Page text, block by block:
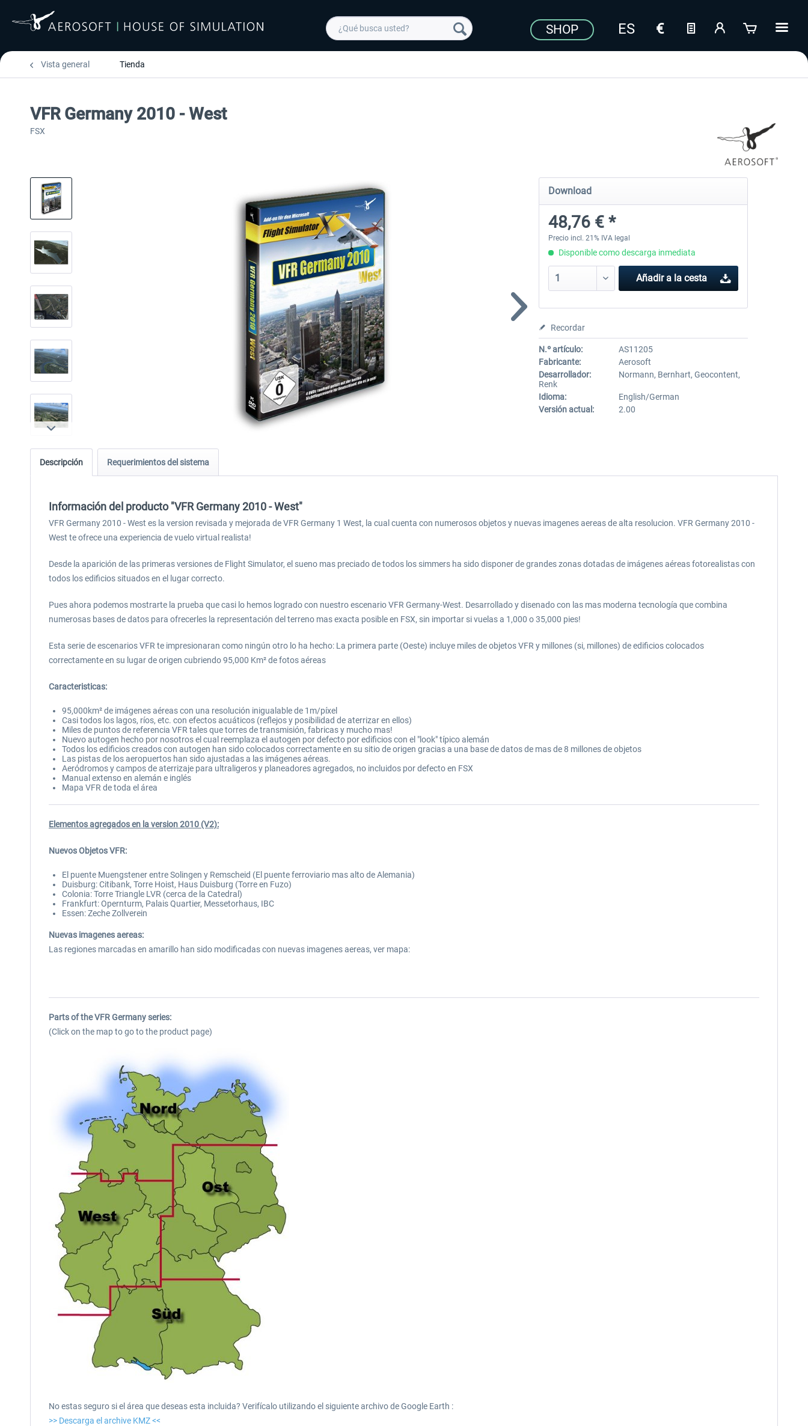
SHOP
Vista general Tienda
VFR Germany 2010 - West
FSX
Download
48,76 € *
Precio incl. 21% IVA legal
Disponible como descarga inmediata
Añadir a la cesta
Recordar
N.º artículo:
AS11205
Fabricante:
Aerosoft
Desarrollador:
Normann, Bernhart, Geocontent,
Renk
Idioma:
English/German
Versión actual:
2.00
Descripción Requerimientos del sistema
Información del producto "VFR Germany 2010 - West"
VFR Germany 2010 - West es la version revisada y mejorada de VFR Germany 1 West, la cual cuenta con numerosos objetos y nuevas imagenes aereas de alta resolucion. VFR Germany 2010 -
West te ofrece una experiencia de vuelo virtual realista!
Desde la aparición de las primeras versiones de Flight Simulator, el sueno mas preciado de todos los simmers ha sido disponer de grandes zonas dotadas de imágenes aéreas fotorealistas con
todos los edificios situados en el lugar correcto.
Pues ahora podemos mostrarte la prueba que casi lo hemos logrado con nuestro escenario VFR Germany-West. Desarrollado y disenado con las mas moderna tecnología que combina
numerosas bases de datos para ofrecerles la representación del terreno mas exacta posible en FSX, sin importar si vuelas a 1,000 o 35,000 pies!
Esta serie de escenarios VFR te impresionaran como ningún otro lo ha hecho: La primera parte (Oeste) incluye miles de objetos VFR y millones (si, millones) de edificios colocados
correctamente en su lugar de origen cubriendo 95,000 Km² de fotos aéreas
Caracteristicas:
95,000km² de imágenes aéreas con una resolución inigualable de 1m/píxel
Casi todos los lagos, ríos, etc. con efectos acuáticos (reflejos y posibilidad de aterrizar en ellos)
Miles de puntos de referencia VFR tales que torres de transmisión, fabricas y mucho mas!
Nuevo autogen hecho por nosotros el cual reemplaza el autogen por defecto por edificios con el "look" típico alemán
Todos los edificios creados con autogen han sido colocados correctamente en su sitio de origen gracias a una base de datos de mas de 8 millones de objetos
Las pistas de los aeropuertos han sido ajustadas a las imágenes aéreas.
Aeródromos y campos de aterrizaje para ultraligeros y planeadores agregados, no incluidos por defecto en FSX
Manual extenso en alemán e inglés
Mapa VFR de toda el área
Elementos agregados en la version 2010 (V2):
Nuevos Objetos VFR:
El puente Muengstener entre Solingen y Remscheid (El puente ferroviario mas alto de Alemania)
Duisburg: Citibank, Torre Hoist, Haus Duisburg (Torre en Fuzo)
Colonia: Torre Triangle LVR (cerca de la Catedral)
Frankfurt: Opernturm, Palais Quartier, Messetorhaus, IBC
Essen: Zeche Zollverein
Nuevas imagenes aereas:
Las regiones marcadas en amarillo han sido modificadas con nuevas imagenes aereas, ver mapa:
Parts of the VFR Germany series:
(Click on the map to go to the product page)
No estas seguro si el área que deseas esta incluida? Verifícalo utilizando el siguiente archivo de Google Earth :
>> Descarga el archive KMZ <<